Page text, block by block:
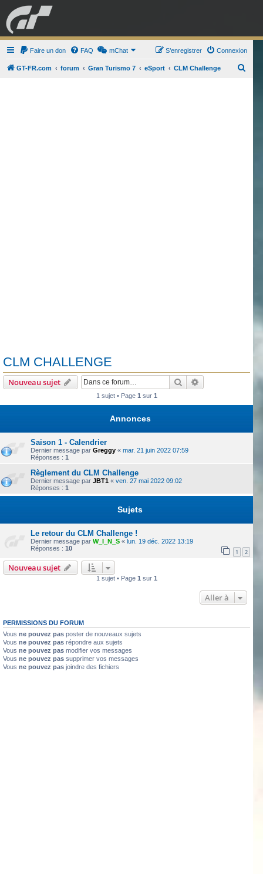
GRAN TURISMO FORUM
Faire un don FAQ mChat Connexion
S’enregistrer
GT-FR.com forum Gran Turismo 7 eSport CLM Challenge
CLM CHALLENGE
Nouveau sujet RechercherRecherche
1 sujet • Page 1 sur 1
Annonces
Saison 1 - Calendrier
Dernier message par Greggy « mar. 21 juin 2022 07:59
Réponses : 1
Règlement du CLM Challenge
Dernier message par JBT1 « ven. 27 mai 2022 09:02
Réponses : 1
Sujets
Le retour du CLM Challenge !
Dernier message par W_I_N_S « lun. 19 déc. 2022 13:19
Réponses : 10 1 2
Nouveau sujet
1 sujet • Page 1 sur 1
Aller à
PERMISSIONS DU FORUM
Vous ne pouvez pas poster de nouveaux sujets
Vous ne pouvez pas répondre aux sujets
Vous ne pouvez pas modifier vos messages
Vous ne pouvez pas supprimer vos messages
Vous ne pouvez pas joindre des fichiers